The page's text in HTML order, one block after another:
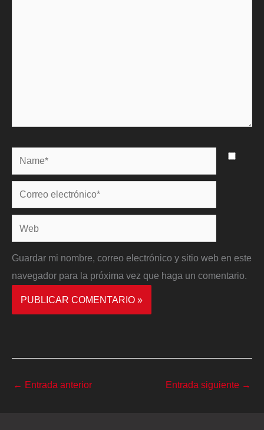
Name*
Correo
electrónico*
Web
Guardar mi nombre, correo electrónico y sitio web en este
navegador para la próxima vez que haga un comentario.
← Entrada anterior Entrada siguiente →